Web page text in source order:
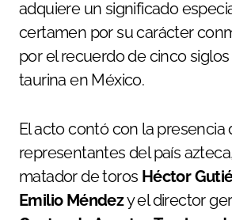
adquiere un significado
certamen por su carácter
por el recuerdo de cinco
taurina en México.
El acto contó con la presencia
representantes del país
matador de toros Héctor
Emilio Méndezy el director